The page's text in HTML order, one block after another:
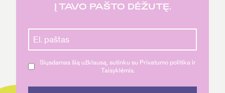
Į TAVO PAŠTO DĖŽUTĘ.
Siųsdamas šią užklausą, sutinku su Privatumo politika ir
Taisyklėmis.